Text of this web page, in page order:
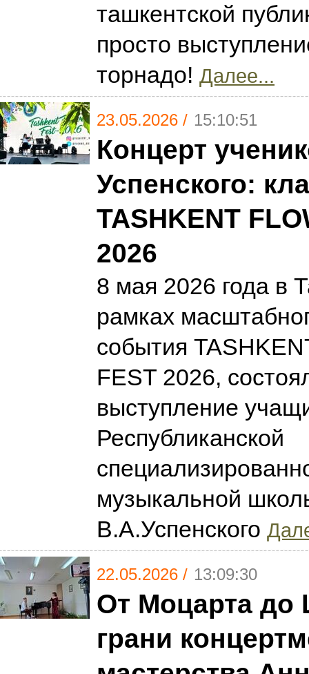
ташкентской
просто
торнадо! Далее...
23.05.2026 / 15:10:51
Концерт
Успенского:
TASHKENT
2026
8 мая 2026 года в
рамках
события
FEST 2026,
выступление
Республиканской
музыкальной
В.А.Успенского
22.05.2026 / 13:09:30
От Моцарта до
грани